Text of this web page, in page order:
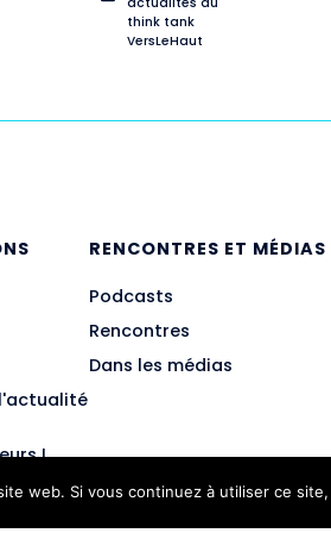
think tank
VersLeHaut
!
RENCONTRES ET MÉDIAS
Podcasts
Rencontres
Dans les médias
web. Si vous continuez à utiliser ce